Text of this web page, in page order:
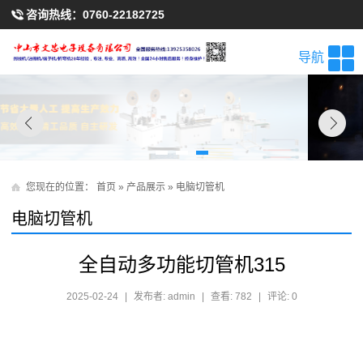
咨询热线： 0760-22182725
导航
您现在的位置： 首页 » 产品展示 » 电脑切管机
电脑切管机
全自动多功能切管机315
2025-02-24 | 发布者: admin | 查看: 782 | 评论: 0